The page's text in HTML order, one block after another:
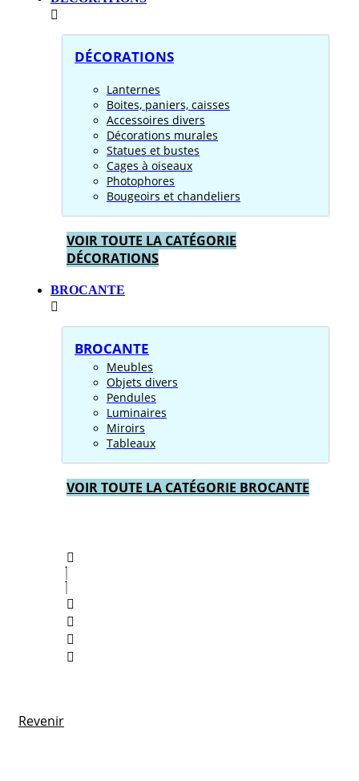
DÉCORATIONS
Lanternes
Boites, paniers, caisses
Accessoires divers
Décorations murales
Statues et bustes
Cages à oiseaux
Photophores
Bougeoirs et chandeliers
VOIR TOUTE LA CATÉGORIE
DÉCORATIONS
BROCANTE
BROCANTE
Meubles
Objets divers
Pendules
Luminaires
Miroirs
Tableaux
VOIR TOUTE LA CATÉGORIE BROCANTE
Revenir